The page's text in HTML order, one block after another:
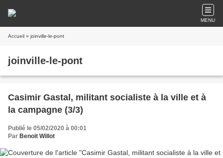
MENU
Accueil » joinville-le-pont
joinville-le-pont
Casimir Gastal, militant socialiste à la ville et à
la campagne (3/3)
Publié le 05/02/2020 à 00:01
Par Benoit Willot